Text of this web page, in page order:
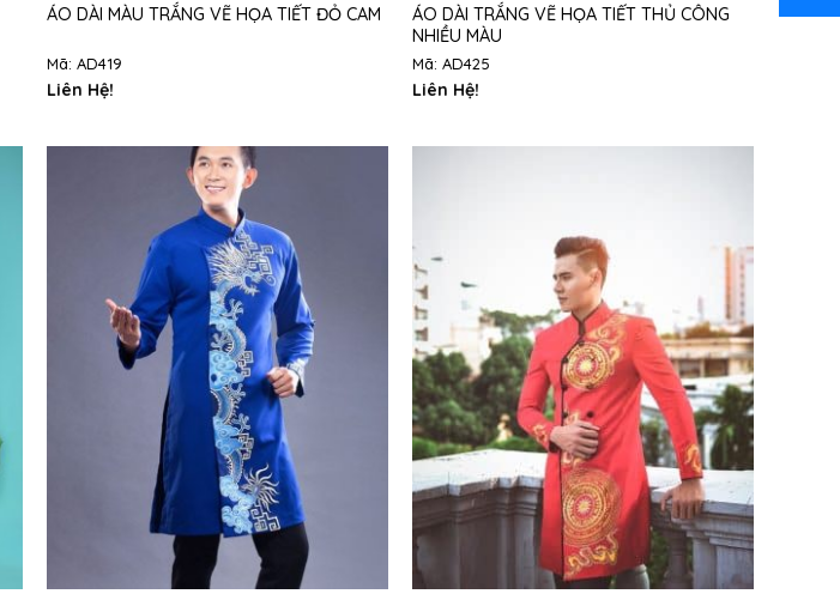
ÁO DÀI MÀU TRẮNG VẼ HỌA TIẾT ĐỎ CAM
Mã: AD419
Liên Hệ!
ÁO DÀI TRẮNG VẼ HỌA TIẾT THỦ CÔNG
NHIỀU MÀU
Mã: AD425
Liên Hệ!